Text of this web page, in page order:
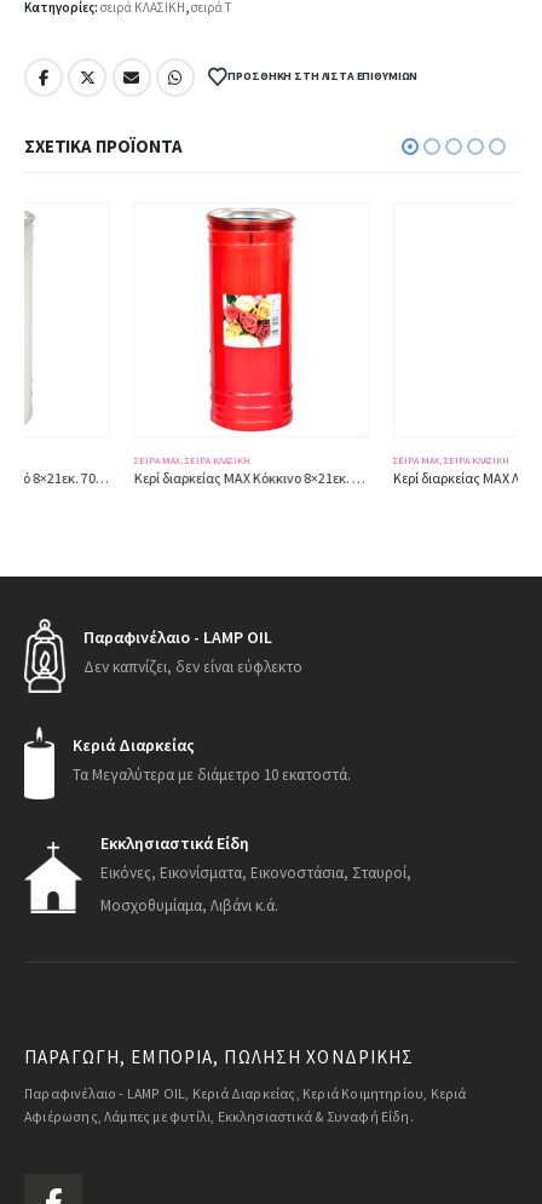
Κατηγορίες: σειρά ΚΛΑΣΙΚΗ σειρά Τ
ΠΡΟΣΘΉΚΗ ΣΤΗ ΛΊΣΤΑ ΕΠΙΘΥΜΙΏΝ
ΣΧΕΤΙΚΆ ΠΡΟΪΌΝΤΑ
ΣΕΙΡΆ ΚΛΑΣΙΚΗ
Κερί διαρκείας ΜΑΧ Κόκκινο 8×21εκ. 700gr.
ΣΕΙΡΆ ΚΛΑΣΙΚΗ
Κερί διαρκείας ΜΑΧ Λευκό 8×24εκ. 784gr.
Παραφινέλαιο - LAMP OIL
Δεν καπνίζει, δεν είναι εύφλεκτο
Κεριά Διαρκείας
Τα Μεγαλύτερα με διάμετρο 10 εκατοστά.
Εκκλησιαστικά Είδη
Εικόνες, Εικονίσματα, Εικονοστάσια, Σταυροί,
Μοσχοθυμίαμα, Λιβάνι κ.ά.
ΠΑΡΑΓΩΓΗ, ΕΜΠΟΡΙΑ, ΠΩΛΗΣΗ ΧΟΝΔΡΙΚΗΣ
Παραφινέλαιο - LAMP OIL, Κεριά Διαρκείας, Κεριά Κοιμητηρίου, Κεριά
Αφιέρωσης, Λάμπες με φυτίλι, Εκκλησιαστικά & Συναφή Είδη.